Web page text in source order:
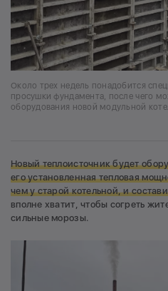
Около трех недель понадобится
просушки фундамента, после чего
оборудования новой модульной
Новый теплоисточник будет
его установленная тепловая
чем у старой котельной, и
вполне хватит, чтобы согреть
сильные морозы.